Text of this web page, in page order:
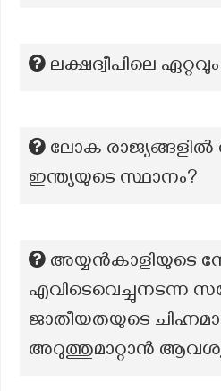
ലക്ഷദ്വീപിലെ
ലോക രാജ്യങ്ങളിൽ
ഇന്ത്യയുടെ സ്ഥാനം?
അയ്യൻകാളിയുടെ
എവിടെവെച്ചുനടന്ന
ജാതീയതയുടെ
അറുത്തുമാറ്റാൻ